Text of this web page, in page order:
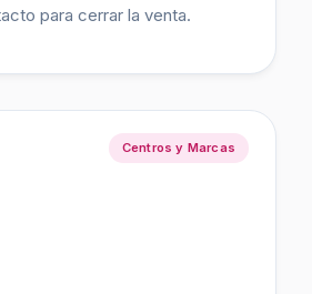
para cerrar la venta.
Centros y Marcas